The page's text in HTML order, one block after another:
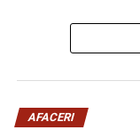
URMATORUL
“TU, COLDEA, EȘTI
AFACERI